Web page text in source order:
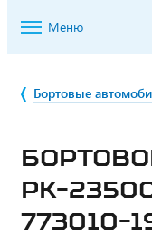
Меню
Бортовые
РК-
773010-